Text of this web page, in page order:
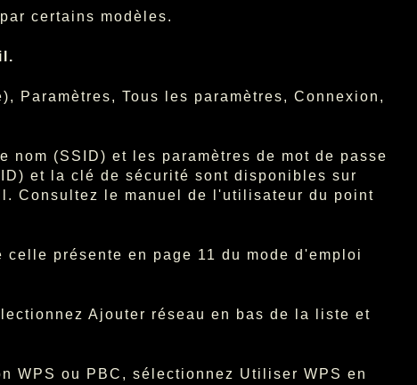
certains modèles.
Paramètres, Tous les paramètres, Connexion,
(SSID) et les paramètres de mot de passe
et la clé de sécurité sont disponibles sur
Consultez le manuel de l'utilisateur du point
présente en page 11 du mode d'emploi
Ajouter réseau en bas de la liste et
WPS ou PBC, sélectionnez Utiliser WPS en